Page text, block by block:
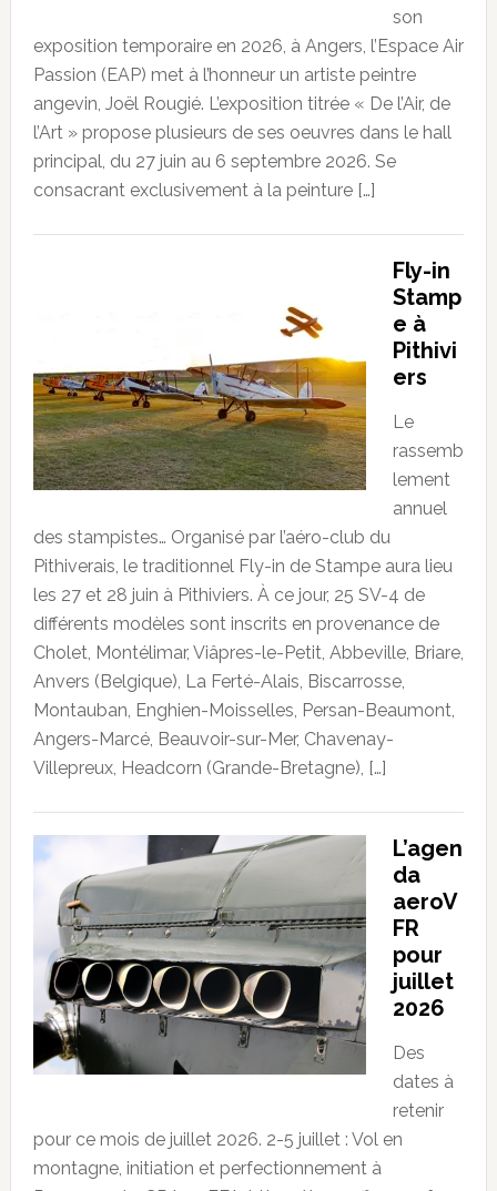
son
exposition temporaire en 2026, à Angers, l’Espace Air
Passion (EAP) met à l’honneur un artiste peintre
angevin, Joël Rougié. L’exposition titrée « De l’Air, de
l’Art » propose plusieurs de ses oeuvres dans le hall
principal, du 27 juin au 6 septembre 2026. Se
consacrant exclusivement à la peinture […]
Fly-in
Stamp
e à
Pithivi
ers
Le
rassemb
lement
annuel
des stampistes… Organisé par l’aéro-club du
Pithiverais, le traditionnel Fly-in de Stampe aura lieu
les 27 et 28 juin à Pithiviers. À ce jour, 25 SV-4 de
différents modèles sont inscrits en provenance de
Cholet, Montélimar, Viâpres-le-Petit, Abbeville, Briare,
Anvers (Belgique), La Ferté-Alais, Biscarrosse,
Montauban, Enghien-Moisselles, Persan-Beaumont,
Angers-Marcé, Beauvoir-sur-Mer, Chavenay-
Villepreux, Headcorn (Grande-Bretagne), […]
L’agen
da
aeroV
FR
pour
juillet
2026
Des
dates à
retenir
pour ce mois de juillet 2026. 2-5 juillet : Vol en
montagne, initiation et perfectionnement à